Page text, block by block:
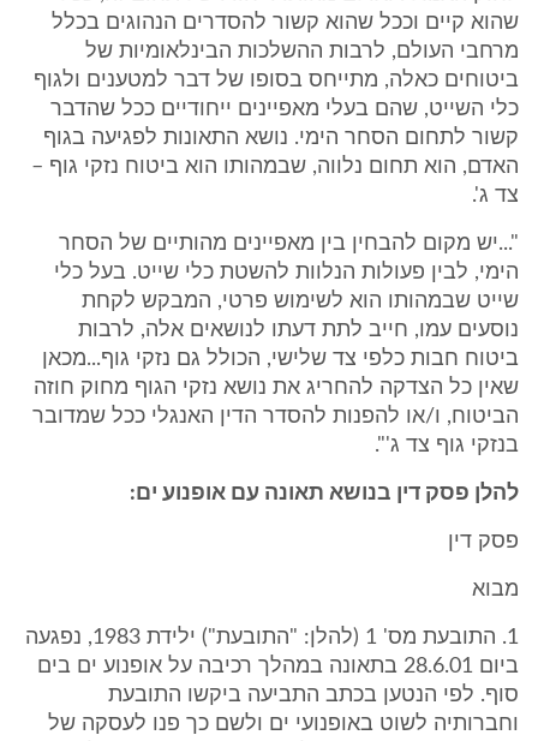
שהוא קיים וככל שהוא קשור להסדרים הנהוגים בכלל
מרחבי העולם, לרבות ההשלכות הבינלאומיות של
ביטוחים כאלה, מתייחס בסופו של דבר למטענים ולגוף
כלי השייט, שהם בעלי מאפיינים ייחודיים ככל שהדבר
קשור לתחום הסחר הימי. נושא התאונות לפגיעה בגוף
האדם, הוא תחום נלווה, שבמהותו הוא ביטוח נזקי גוף –
צד ג'.
"...יש מקום להבחין בין מאפיינים מהותיים של הסחר
הימי, לבין פעולות הנלוות להשטת כלי שייט. בעל כלי
שייט שבמהותו הוא לשימוש פרטי, המבקש לקחת
נוסעים עמו, חייב לתת דעתו לנושאים אלה, לרבות
ביטוח חבות כלפי צד שלישי, הכולל גם נזקי גוף...מכאן
שאין כל הצדקה להחריג את נושא נזקי הגוף מחוק חוזה
הביטוח, ו/או להפנות להסדר הדין האנגלי ככל שמדובר
בנזקי גוף צד ג'".
להלן פסק דין בנושא תאונה עם אופנוע ים:
פסק דין
מבוא
1. התובעת מס' 1 (להלן: "התובעת") ילידת 1983, נפגעה
ביום 28.6.01 בתאונה במהלך רכיבה על אופנוע ים בים
סוף. לפי הנטען בכתב התביעה ביקשו התובעת
וחברותיה לשוט באופנועי ים ולשם כך פנו לעסקה של